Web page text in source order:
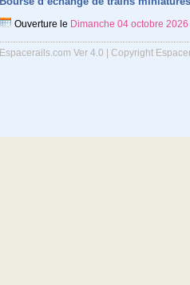
Ouverture le Dimanche 04 octobre 2026
Espacerails.com Ver 4.0 | Copyright